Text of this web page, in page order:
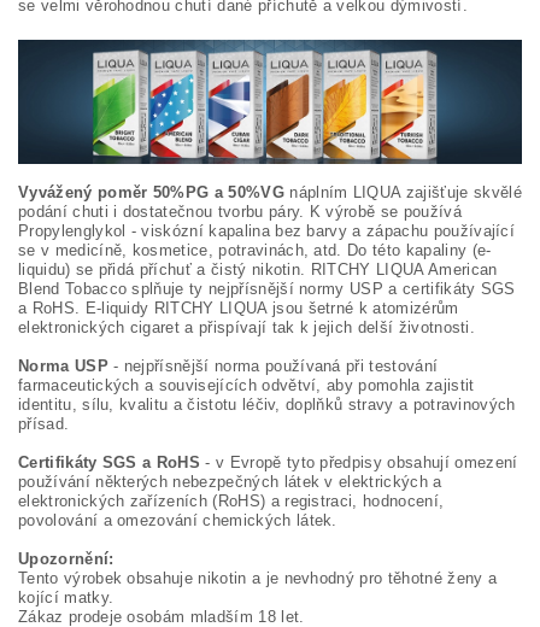
se velmi věrohodnou chutí dané příchutě a velkou dýmivostí.
Vyvážený poměr 50%PG a 50%VGnáplním LIQUA zajišťuje skvělé
podání chuti i dostatečnou tvorbu páry. K výrobě se používá
Propylenglykol - viskózní kapalina bez barvy a zápachu používající
se v medicíně, kosmetice, potravinách, atd. Do této kapaliny (e-
liquidu) se přidá příchuť a čistý nikotin. RITCHY LIQUA American
Blend Tobacco splňuje ty nejpřísnější normy USP a certifikáty SGS
a RoHS. E-liquidy RITCHY LIQUA jsou šetrné k atomizérům
elektronických cigaret a přispívají tak k jejich delší životnosti.
Norma USP- nejpřísnější norma používaná při testování
farmaceutických a souvisejících odvětví, aby pomohla zajistit
identitu, sílu, kvalitu a čistotu léčiv, doplňků stravy a potravinových
přísad.
Certifikáty SGS a RoHS - v Evropě tyto předpisy obsahují omezení
používání některých nebezpečných látek v elektrických a
elektronických zařízeních (RoHS) a registraci, hodnocení,
povolování a omezování chemických látek.
Upozornění:
Tento výrobek obsahuje nikotin a je nevhodný pro těhotné ženy a
kojící matky.
Zákaz prodeje osobám mladším 18 let.